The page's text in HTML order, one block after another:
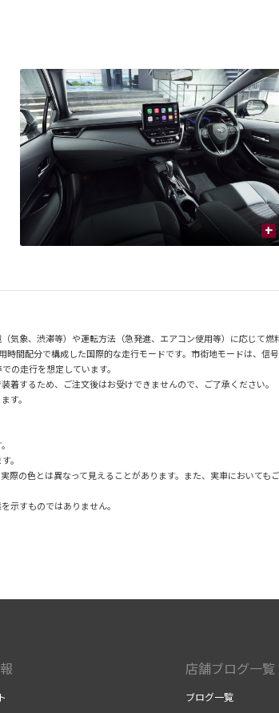
+
象、渋滞等）や運転方法（急発進、エアコン使用等）に応じて燃
間配分で構成した国際的な走行モードです。市街地モードは、
の走行を想定しています。
するため、ご注文後はお受けできませんので、ご了承ください。
す。
。
の色とは異なって見えることがあります。また、実車において
示すものではありません。
店舗ブログ一覧
ブログ一覧